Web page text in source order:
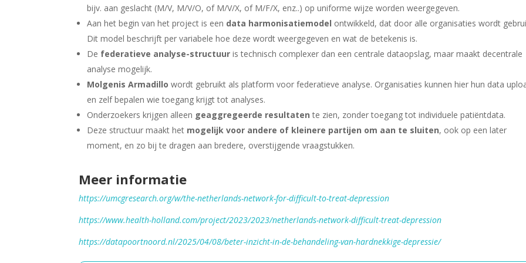
bijv. aan geslacht (M/V, M/V/O, of M/V/X, of M/F/X, enz..) op uniforme wijze worden weergegeven.
Aan het begin van het project is een data harmonisatiemodel ontwikkeld, dat door alle organisaties wordt
Dit model beschrijft per variabele hoe deze wordt weergegeven en wat de betekenis is.
De federatieve analyse-structuur is technisch complexer dan een centrale dataopslag, maar maakt decentrale
analyse mogelijk.
Molgenis Armadillo wordt gebruikt als platform voor federatieve analyse. Organisaties kunnen hier hun data
en zelf bepalen wie toegang krijgt tot analyses.
Onderzoekers krijgen alleen geaggregeerde resultaten te zien, zonder toegang tot individuele patiëntdata.
Deze structuur maakt het mogelijk voor andere of kleinere partijen om aan te sluiten, ook op een later
moment, en zo bij te dragen aan bredere, overstijgende vraagstukken.
Meer informatie
https://umcgresearch.org/w/the-netherlands-network-for-difficult-to-treat-depression
https://www.health-holland.com/project/2023/2023/netherlands-network-difficult-treat-depression
https://datapoortnoord.nl/2025/04/08/beter-inzicht-in-de-behandeling-van-hardnekkige-depressie/